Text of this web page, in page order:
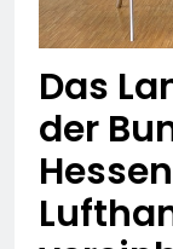
Das
der